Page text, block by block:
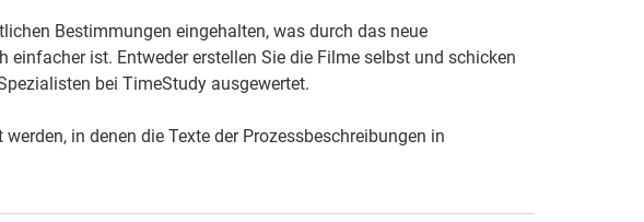
Bestimmungen eingehalten, was durch das neue
einfacher ist. Entweder erstellen Sie die Filme selbst und schicken
bei TimeStudy ausgewertet.
in denen die Texte der Prozessbeschreibungen in